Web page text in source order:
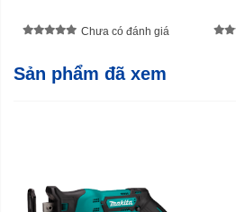
Chưa có đánh giá
Sản phẩm đã xem